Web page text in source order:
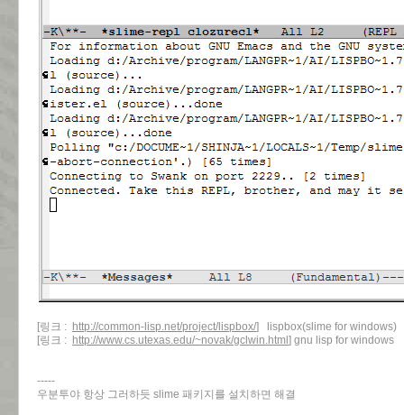
[링크 : http://common-lisp.net/project/lispbox/] lispbox(slime for windows)
[링크 : http://www.cs.utexas.edu/~novak/gclwin.html ] gnu lisp for windows
-----
우분투야 항상 그러하듯 slime 패키지를 설치하면 해결